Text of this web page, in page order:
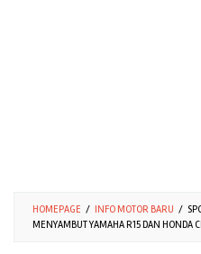
HOMEPAGE / INFO MOTOR BARU /
MENYAMBUT YAMAHA R15 DAN HONDA